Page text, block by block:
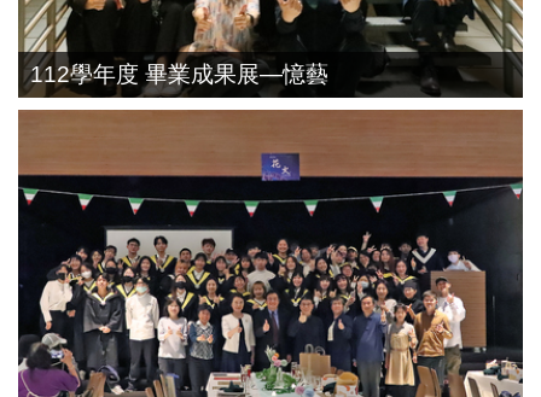
112學年度 畢業成果展—憶藝